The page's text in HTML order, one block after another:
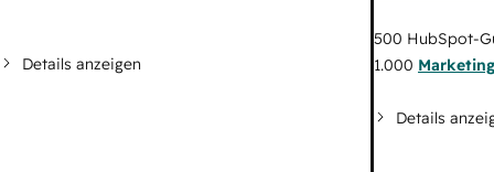
Details anzeigen
500 HubSpot-
1.000
Details